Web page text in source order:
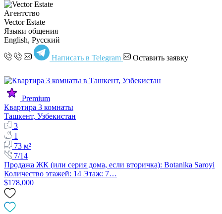
Агентство
Vector Estate
Языки общения
English, Русский
Написать в Telegram Оставить заявку
Premium
Квартира 3 комнаты
Ташкент, Узбекистан
3
1
73 м²
7/14
Продажа ЖК (или серия дома, если вторичка): Botanika Saroyi
Количество этажей: 14 Этаж: 7…
$178,000